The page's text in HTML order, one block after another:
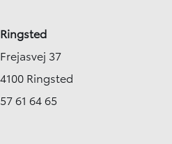
Ringsted
Frejasvej 37
4100 Ringsted
57 61 64 65